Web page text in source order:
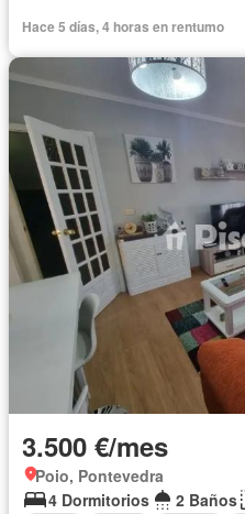
Hace 5 días, 4 horas en rentumo
3.500 €/mes
Poio, Pontevedra
4 Dormitorios
2 Baños